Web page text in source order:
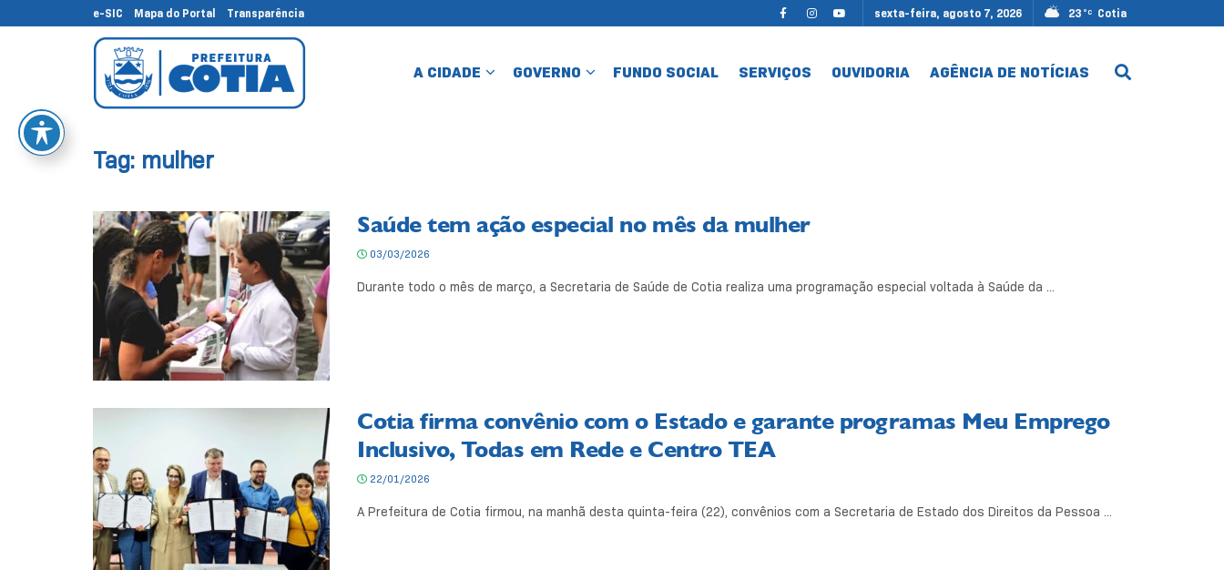
e-SIC Mapa do Portal Transparência sexta-feira, agosto 7, 2026 23 °C Cotia
A CIDADE GOVERNO FUNDO SOCIAL SERVIÇOS OUVIDORIA AGÊNCIA DE NOTÍCIAS
Tag: mulher
Saúde tem ação especial no mês da mulher
03/03/2026
Durante todo o mês de março, a Secretaria de Saúde de Cotia realiza uma programação especial voltada à Saúde da ...
Cotia firma convênio com o Estado e garante programas Meu Emprego
Inclusivo, Todas em Rede e Centro TEA
22/01/2026
A Prefeitura de Cotia firmou, na manhã desta quinta-feira (22), convênios com a Secretaria de Estado dos Direitos da Pessoa ...